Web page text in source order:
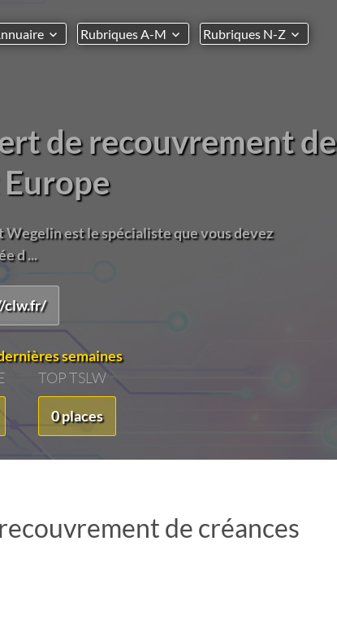
Rubriques A-M Rubriques N-Z
de recouvrement de
est le spécialiste que vous devez
d ...
clw.fr/
semaines
TOP TSLW
0 places
de créances